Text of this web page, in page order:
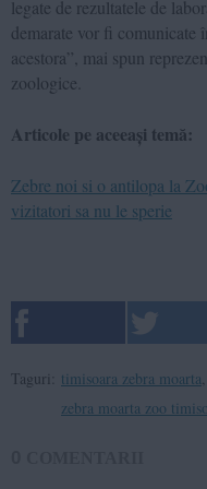
legate de rezultatele de
demarate vor fi comunicate
acestora”, mai spun
zoologice.
Articole pe aceeași temă:
Zebre noi si o antilopa la
vizitatori sa nu le sperie
Taguri: timisoara zebra moarta
zebra moarta zoo